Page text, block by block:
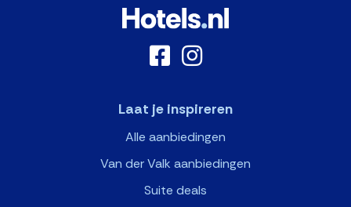
Laat je inspireren
Alle aanbiedingen
Van der Valk aanbiedingen
Suite deals